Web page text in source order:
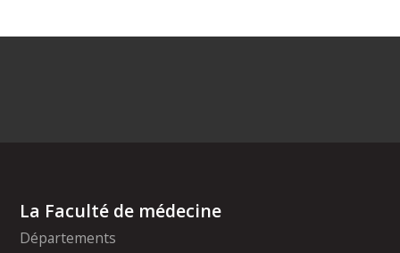
La Faculté de médecine
Départements